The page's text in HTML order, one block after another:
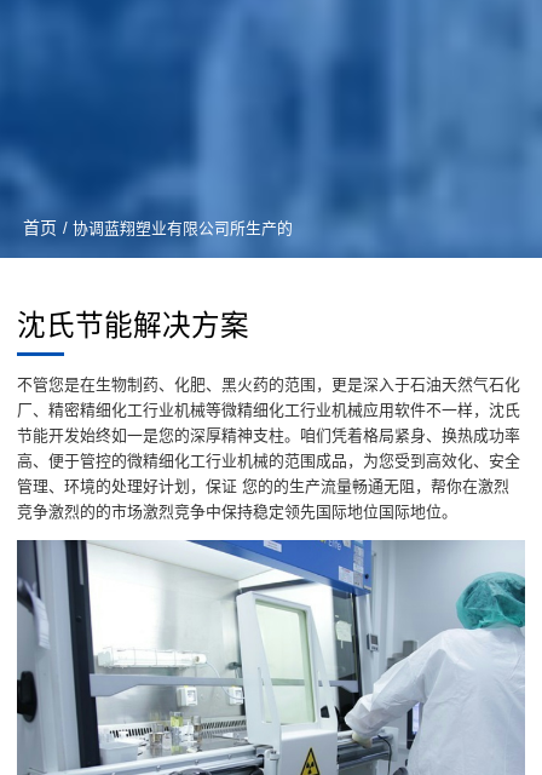
首页 / 协调蓝翔塑业有限公司所生产的
沈氏节能解决方案
不管您是在生物制药、化肥、黑火药的范围，更是深入于石油天然气石化
厂、精密精细化工行业机械等微精细化工行业机械应用软件不一样，沈氏
节能开发始终如一是您的深厚精神支柱。咱们凭着格局紧身、换热成功率
高、便于管控的微精细化工行业机械的范围成品，为您受到高效化、安全
管理、环境的处理好计划，保证 您的的生产流量畅通无阻，帮你在激烈
竞争激烈的的市场激烈竞争中保持稳定领先国际地位国际地位。